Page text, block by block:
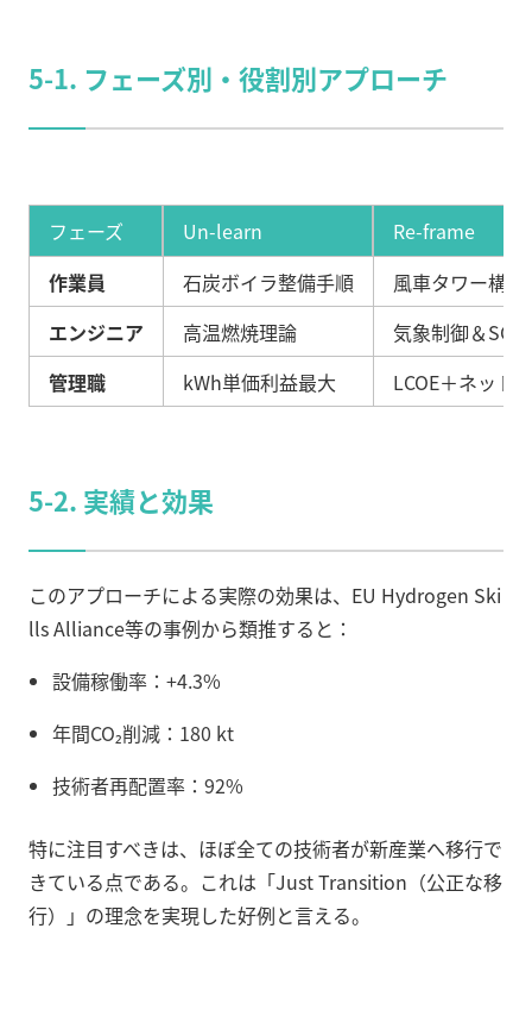
5-1. フェーズ別・役割別アプローチ
フェーズ Un-learn
Re-frame
作業員
石炭ボイラ整備手順
風車タワー構造
エンジニア
高温燃焼理論
気象制御＆
管理職
kWh単価利益最大 LCOE＋ネット
5-2. 実績と効果
このアプローチによる実際の効果は、EU Hydrogen Ski
lls Alliance等の事例から類推すると：
設備稼働率：+4.3%
年間CO₂削減：180 kt
技術者再配置率：92%
特に注目すべきは、ほぼ全ての技術者が新産業へ移行で
きている点である。これは「Just Transition（公正な移
行）」の理念を実現した好例と言える。